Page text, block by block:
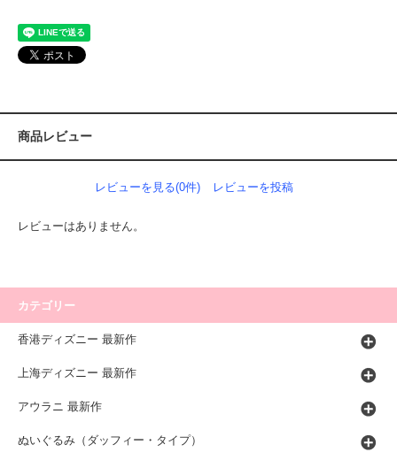
商品レビュー
レビューを見る(0件) レビューを投稿
レビューはありません。
カテゴリー
香港ディズニー 最新作
上海ディズニー 最新作
アウラニ 最新作
ぬいぐるみ（ダッフィー・タイプ）